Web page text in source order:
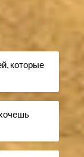
которые